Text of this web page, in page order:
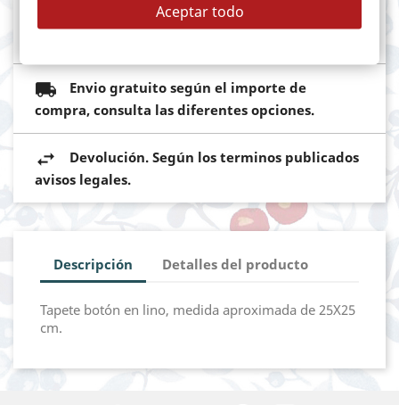
Mediante pasarela de pago segura del
Envio gratuito según el importe de
compra, consulta las diferentes opciones.
Devolución. Según los terminos publicados
avisos legales.
Descripción Detalles del producto
Tapete botón en lino, medida aproximada de 25X25
cm.
Aceptar todo